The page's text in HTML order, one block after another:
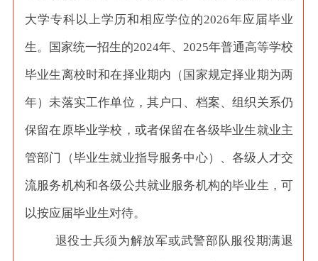
大学专科以上学历和相应学位的2026年应届毕业
生。国家统一招生的2024年、2025年普通高等学校
毕业生离校时和在择业期内（国家规定择业期为两
年）未落实工作单位，其户口、档案、组织关系仍
保留在原毕业学校，或者保留在各级毕业生就业主
管部门（毕业生就业指导服务中心）、各级人才交
流服务机构和各级公共就业服务机构的毕业生，可
以按应届毕业生对待。
退役士兵须为解放军或武警部队服役期满退